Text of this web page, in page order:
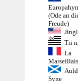
(Ode an
Freude)
Tri
La
Syne